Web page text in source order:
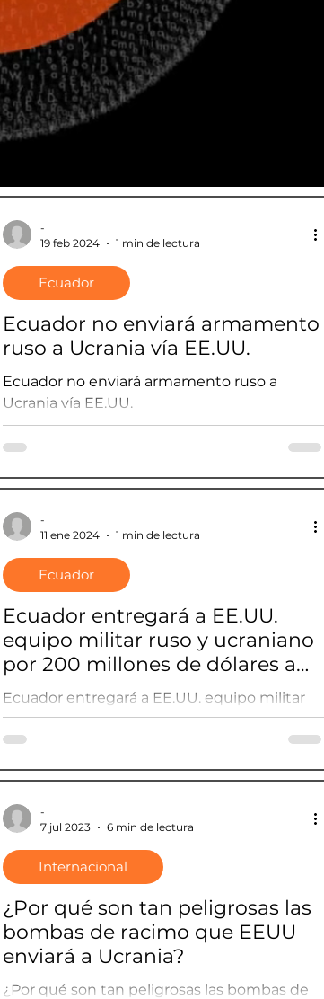
Ecuador no enviará armamento
ruso a Ucrania vía EE.UU.
Ecuador no enviará armamento ruso a
Ucrania vía EE.UU.
Ecuador
-
19 feb 2024
1 min de lectura
Ecuador entregará a EE.UU.
equipo militar ruso y ucraniano
por 200 millones de dólares a
cambio de nueva maquinaria
Ecuador entregará a EE.UU. equipo militar
ruso y ucraniano por 200 millones de dólares
a cambio de nueva maquinaria
Ecuador
-
11 ene 2024
1 min de lectura
¿Por qué son tan peligrosas las
bombas de racimo que EEUU
enviará a Ucrania?
¿Por qué son tan peligrosas las bombas de
Internacional
-
7 jul 2023
6 min de lectura